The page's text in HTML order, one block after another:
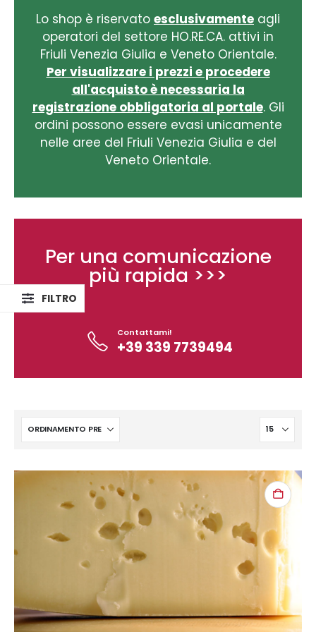
Lo shop è riservato esclusivamente agli
operatori del settore HO.RE.CA. attivi in
Friuli Venezia Giulia e Veneto Orientale.
Per visualizzare i prezzi e procedere
all'acquisto è necessaria la
registrazione obbligatoria al portale. Gli
ordini possono essere evasi unicamente
nelle aree del Friuli Venezia Giulia e del
Veneto Orientale.
Per una comunicazione
più rapida >>>
Contattami!
+39 339 7739494